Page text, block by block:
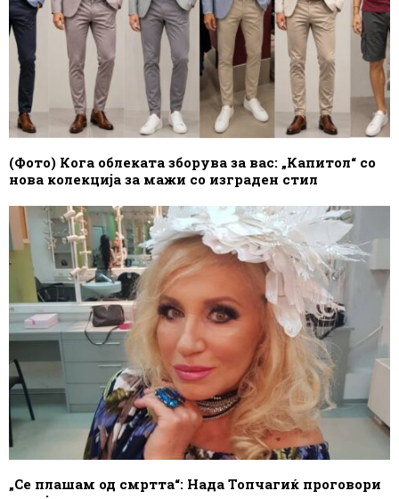
(Фото) Кога облеката зборува за вас: „Капитол“ со
нова колекција за мажи со изграден стил
„Се плашам од смртта“: Нада Топчагиќ проговори